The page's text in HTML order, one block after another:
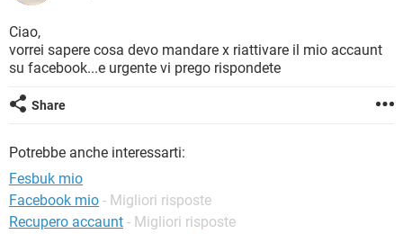
TIKTOK
HARDWARE
INSTAGRAM
TIKTOK FACEBOOK
INTRATTENIMENTO
iOS
INSTAGRAM WHATSAPP
TIKTOK
COVID-19
INTRATTENIMENTO ANDROID
INSTAGRAM
TIKTOK
HARDWARE
Ciao,
vorrei sapere cosa devo mandare x riattivare il mio accaunt
su facebook...e urgente vi prego rispondete
Share
Potrebbe anche interessarti:
Fesbuk mio
Facebook mio - Migliori risposte
Recupero accaunt - Migliori risposte